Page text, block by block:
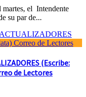
martes, el Intendente
su par de...
(Escribe:
de Lectores